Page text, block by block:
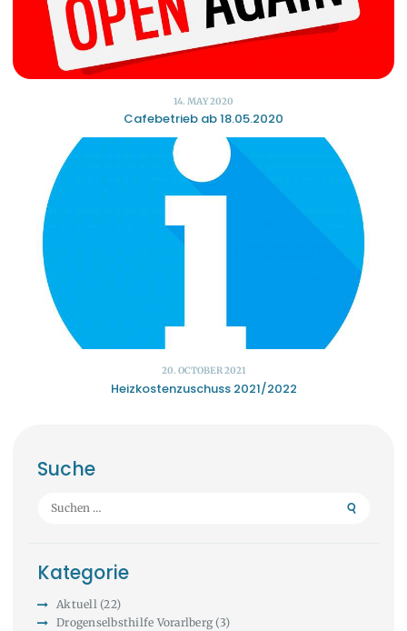
14. MAY 2020
Cafebetrieb ab 18.05.2020
20. OCTOBER 2021
Heizkostenzuschuss 2021/2022
Suche
Suchen
Kategorie
Aktuell(22)
Drogenselbsthilfe Vorarlberg (3)